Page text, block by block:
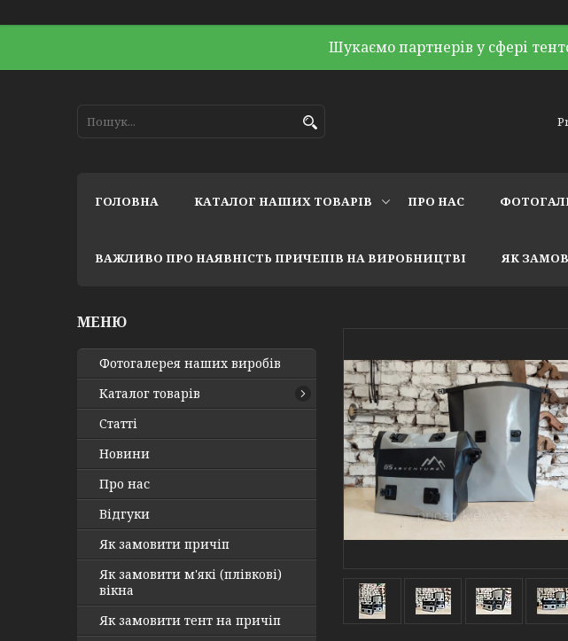
Шукаємо партнерів у сфері
ГОЛОВНА КАТАЛОГ НАШИХ ТОВАРІВ ПРО НАС
ВАЖЛИВО ПРО НАЯВНІСТЬ ПРИЧЕПІВ НА ВИРОБНИЦТВІ ЯК
Фотогалерея наших виробів
Каталог товарів
Статті
Новини
Про нас
Відгуки
Як замовити причіп
Як замовити м'які (плівкові)
вікна
Як замовити тент на причіп